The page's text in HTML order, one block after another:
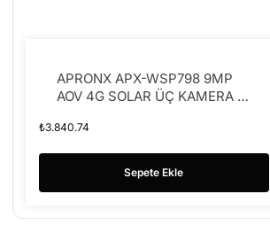
APRONX APX-WSP798 9MP
AOV 4G SOLAR ÜÇ KAMERA 2
₺3.840.74
Sepete Ekle